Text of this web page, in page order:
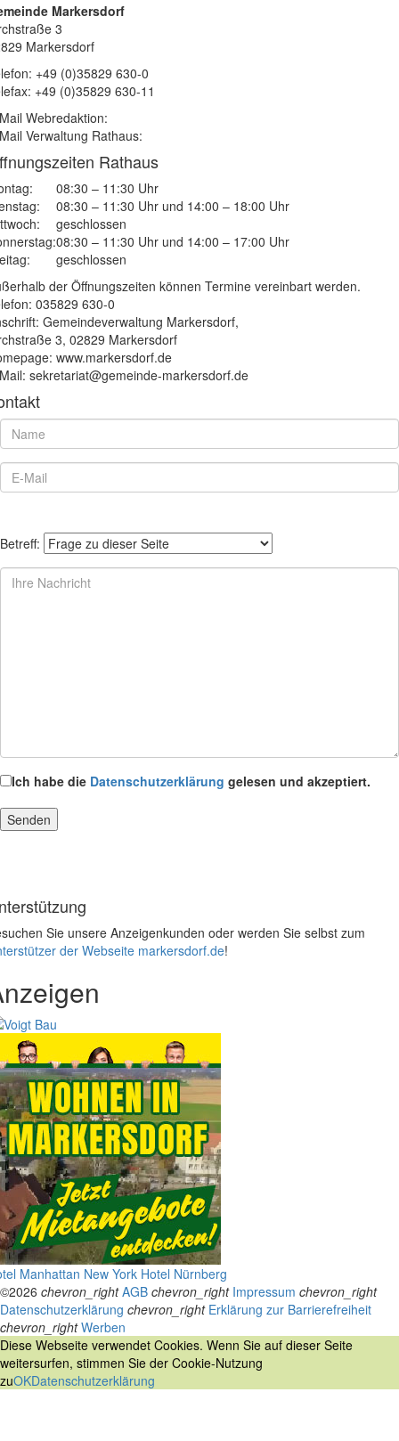
Markersdorf
3
Markersdorf
+49 (0)35829 630-0
+49 (0)35829 630-11
Webredaktion:
Verwaltung Rathaus:
Rathaus
08:30 – 11:30 Uhr
08:30 – 11:30 Uhr und 14:00 – 18:00 Uhr
geschlossen
08:30 – 11:30 Uhr und 14:00 – 17:00 Uhr
geschlossen
der Öffnungszeiten können Termine vereinbart werden.
035829 630-0
Gemeindeverwaltung Markersdorf,
3, 02829 Markersdorf
www.markersdorf.de
sekretariat@gemeinde-markersdorf.de
Betreff:
Ich habe die Datenschutzerklärung gelesen und akzeptiert.
Sie unsere Anzeigenkunden oder werden Sie selbst zum
der Webseite markersdorf.de!
Manhattan New York Hotel Nürnberg
©2026 chevron_right AGB chevron_right Impressum chevron_right
Datenschutzerklärung chevron_right Erklärung zur Barrierefreiheit
chevron_right Werben
Diese Webseite verwendet Cookies. Wenn Sie auf dieser Seite
weitersurfen, stimmen Sie der Cookie-Nutzung
zuOKDatenschutzerklärung